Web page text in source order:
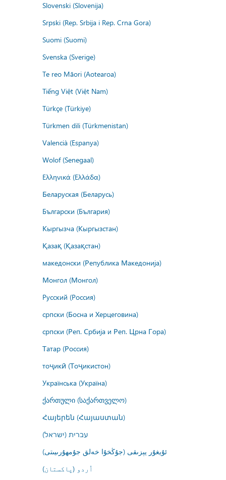
Slovenski (Slovenija)
Srpski (Rep. Srbija i Rep. Crna Gora)
Suomi (Suomi)
Svenska (Sverige)
Te reo Māori (Aotearoa)
Tiếng Việt (Việt Nam)
Türkçe (Türkiye)
Türkmen dili (Türkmenistan)
Valencià (Espanya)
Wolof (Senegaal)
Ελληνικά (Ελλάδα)
Беларуская (Беларусь)
Български (България)
Кыргызча (Кыргызстан)
Қазақ (Қазақстан)
македонски (Република Македонија)
Монгол (Монгол)
Русский (Россия)
српски (Босна и Херцеговина)
српски (Реп. Србија и Реп. Црна Гора)
Татар (Россия)
тоҷикӣ (Тоҷикистон)
Українська (Україна)
ქართული (საქართველო)
Հայերեն (Հայաստան)
עברית (ישראל)
ئۇيغۇر يېزىقى (جۇڭخۇا خەلق جۇمھۇرىيىتى)
اُردو (پاکستان)